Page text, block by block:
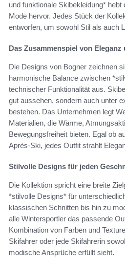
und funktionale Skibekleidung* hebt
Mode hervor. Jedes Stück der
entworfen, um sowohl Stil als auch
Das Zusammenspiel von
Die Designs von Bogner zeichnen
harmonische Balance zwischen
technischer Funktionalität aus.
gut aussehen, sondern auch unter
bestehen. Das Unternehmen legt
Materialien, die Wärme,
Bewegungsfreiheit bieten. Egal ob
Après-Ski, jedes Outfit strahlt
Stilvolle Designs für jeden
Die Kollektion spricht eine breite
*stilvolle Designs* für
klassischen Schnitten bis hin zu
alle Wintersportler das passende
Kombination von Farben und
Skifahrer oder jede Skifahrerin
modische Ansprüche erfüllt sieht.